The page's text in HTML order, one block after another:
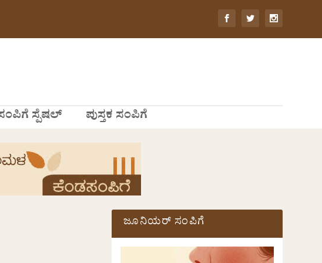
ಸ್ಪೆಷಲ್ ಪುಸ್ತಕ ಸಂಪಿಗೆ
ಜೂನಿಯರ್ ಸಂಪಿಗೆ